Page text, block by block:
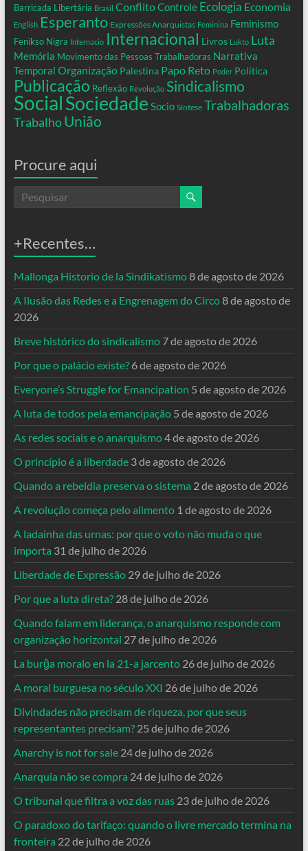
Barricada Libertária Brasil ConflitoControle Ecologia Economia
English Esperanto Expressões Anarquistas Feminina Feminismo
Fenikso Nigra Internacio Internacional Livros Lukto Luta
Memória Movimento das Pessoas Trabalhadoras Narrativa
Temporal Organização Palestina Papo Reto Poder Política
Publicação Reflexão Revolução Sindicalismo
SocialSociedade Socio Síntese Trabalhadoras
Trabalho União
Procure aqui
+Recentes…
Mallonga Historio de la Sindikatismo8 de agosto de 2026
A Ilusão das Redes e a Engrenagem do Circo8 de agosto de
2026
Breve histórico do sindicalismo 7 de agosto de 2026
Por que o palácio existe? 6 de agosto de 2026
Everyone’s Struggle for Emancipation 5 de agosto de 2026
A luta de todos pela emancipação 5 de agosto de 2026
As redes sociais e o anarquismo4 de agosto de 2026
O princípio é a liberdade 3 de agosto de 2026
Quando a rebeldia preserva o sistema 2 de agosto de 2026
A revolução começa pelo alimento 1 de agosto de 2026
A ladainha das urnas: por que o voto não muda o que
importa 31 de julho de 2026
Liberdade de Expressão 29 de julho de 2026
Por que a luta direta? 28 de julho de 2026
Quando falam em liderança, o anarquismo responde com
organização horizontal 27 de julho de 2026
La burĝa moralo en la 21-a jarcento 26 de julho de 2026
A moral burguesa no século XXI 26 de julho de 2026
Divindades não precisam de riqueza, por que seus
representantes precisam? 25 de julho de 2026
Anarchy is not for sale 24 de julho de 2026
Anarquia não se compra 24 de julho de 2026
O tribunal que filtra a voz das ruas 23 de julho de 2026
O paradoxo do tarifaço: quando o livre mercado termina na
fronteira 22 de julho de 2026